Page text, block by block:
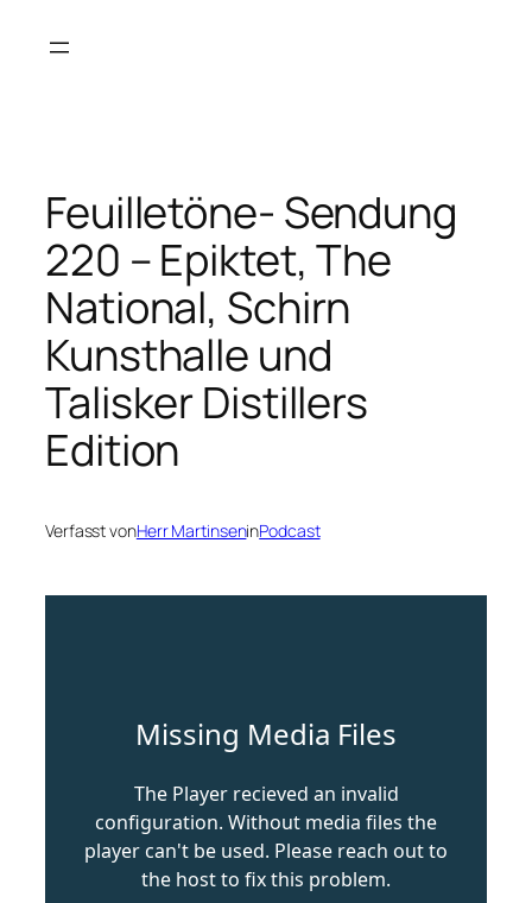
Inhalt
Feuilletöne- Sendung
220 – Epiktet, The
National, Schirn
Kunsthalle und
Talisker Distillers
Edition
Verfasst vonHerr MartinseninPodcast